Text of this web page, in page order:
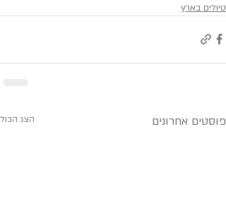
טיולים בארץ
פוסטים אחרונים הצג הכול